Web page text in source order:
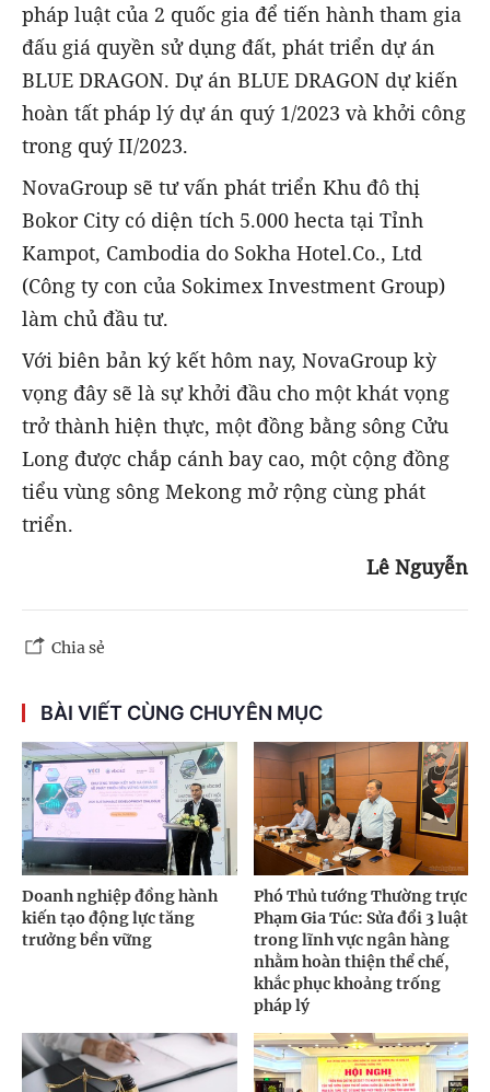
pháp luật của 2 quốc gia để tiến hành tham gia
đấu giá quyền sử dụng đất, phát triển dự án
BLUE DRAGON. Dự án BLUE DRAGON dự kiến
hoàn tất pháp lý dự án quý 1/2023 và khởi công
trong quý II/2023.
NovaGroup sẽ tư vấn phát triển Khu đô thị
Bokor City có diện tích 5.000 hecta tại Tỉnh
Kampot, Cambodia do Sokha Hotel.Co., Ltd
(Công ty con của Sokimex Investment Group)
làm chủ đầu tư.
Với biên bản ký kết hôm nay, NovaGroup kỳ
vọng đây sẽ là sự khởi đầu cho một khát vọng
trở thành hiện thực, một đồng bằng sông Cửu
Long được chắp cánh bay cao, một cộng đồng
tiểu vùng sông Mekong mở rộng cùng phát
triển.
Lê Nguyễn
Chia sẻ
BÀI VIẾT CÙNG CHUYÊN MỤC
Doanh nghiệp đồng hành
kiến tạo động lực tăng
trưởng bền vững
Phó Thủ tướng Thường trực
Phạm Gia Túc: Sửa đổi 3 luật
trong lĩnh vực ngân hàng
nhằm hoàn thiện thể chế,
khắc phục khoảng trống
pháp lý